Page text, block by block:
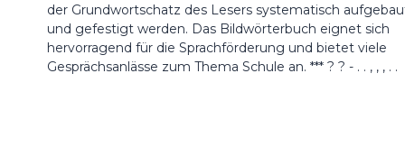
der Grundwortschatz des Lesers systematisch
und gefestigt werden. Das Bildwörterbuch eignet sich
hervorragend für die Sprachförderung und bietet viele
Gesprächsanlässe zum Thema Schule an. *** ? ? - . . , , , . .